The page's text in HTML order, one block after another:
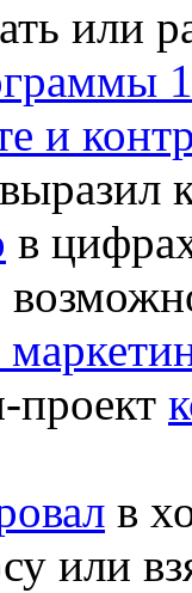
или
и
в
проект
в
или